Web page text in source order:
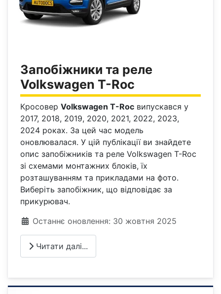
Запобіжники та реле
Volkswagen T-Roc
Кросовер Volkswagen T-Roc випускався у
2017, 2018, 2019, 2020, 2021, 2022, 2023,
2024 роках. За цей час модель
оновлювалася. У цій публікації ви знайдете
опис запобіжників та реле Volkswagen T-Roc
зі схемами монтажних блоків, їх
розташуванням та прикладами на фото.
Виберіть запобіжник, що відповідає за
прикурювач.
Деталі
Останнє оновлення: 30 жовтня 2025
Читати далі...